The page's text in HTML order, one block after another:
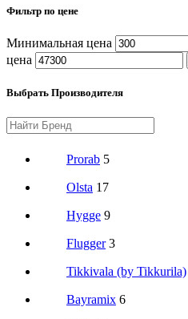
Фильтр по цене
Минимальная цена
цена
Выбрать Производителя
Prorab 5
Olsta 17
Hygge 9
Flugger 3
Tikkivala (by Tikkurila)
Bayramix 6